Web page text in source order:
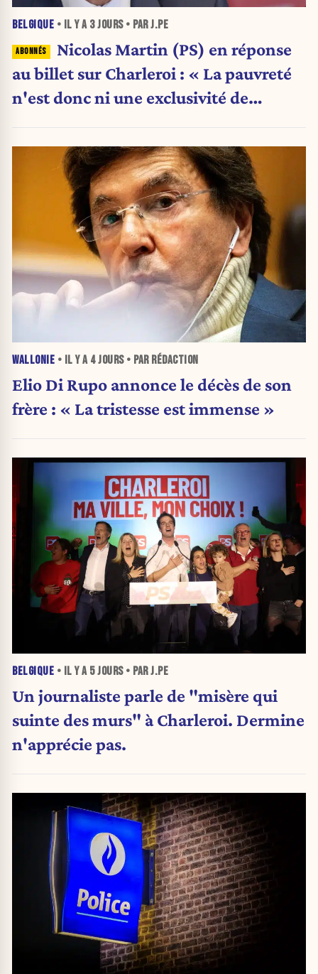
BELGIQUE • IL Y A 3 JOURS• PAR J.PE
Nicolas Martin (PS) en réponse
au billet sur Charleroi : « La pauvreté
n'est donc ni une exclusivité de
WALLONIE • IL Y A 4 JOURS• PAR RÉDACTION
Elio Di Rupo annonce le décès de son
frère : « La tristesse est immense »
BELGIQUE • IL Y A 5 JOURS• PAR J.PE
Un journaliste parle de "misère qui
suinte des murs" à Charleroi. Dermine
n'apprécie pas.